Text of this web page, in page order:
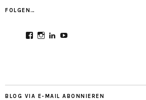
FOLGEN…
ProfilProfilProfil
LinkedIn
Profil
BLOG VIA E-MAIL ABONNIEREN